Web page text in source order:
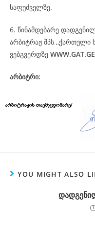
საფუძველზე.
6. წინამდებარე
არბიტრაჟ შპს ,,ქართული
ვებგვერდზე
YOU MIGHT ALSO